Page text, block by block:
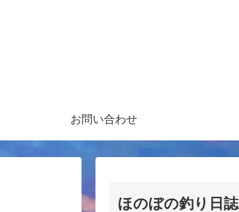
お問い合わせ
ほのぼの釣り日誌